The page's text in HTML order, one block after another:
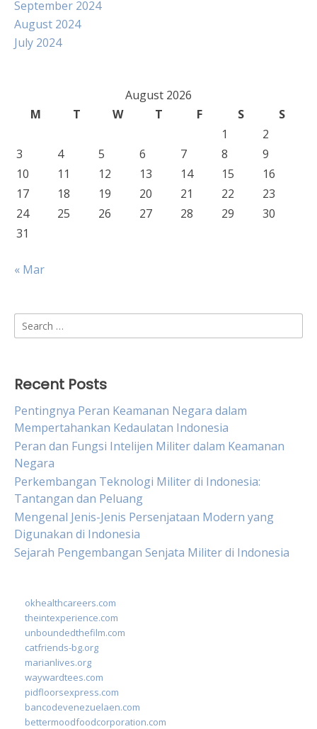
September 2024
August 2024
July 2024
August 2026
M
T W T F S
S
1
2
3
4 5 6 7 8
9
10
11 12 13 14 15
16
17
18 19 20 21 22
23
24
25 26 27 28 29
30
31
« Mar
Search
for:
Recent Posts
Pentingnya Peran Keamanan Negara dalam
Mempertahankan Kedaulatan Indonesia
Peran dan Fungsi Intelijen Militer dalam Keamanan
Negara
Perkembangan Teknologi Militer di Indonesia:
Tantangan dan Peluang
Mengenal Jenis-Jenis Persenjataan Modern yang
Digunakan di Indonesia
Sejarah Pengembangan Senjata Militer di Indonesia
okhealthcareers.com
theintexperience.com
unboundedthefilm.com
catfriends-bg.org
marianlives.org
waywardtees.com
pidfloorsexpress.com
bancodevenezuelaen.com
bettermoodfoodcorporation.com